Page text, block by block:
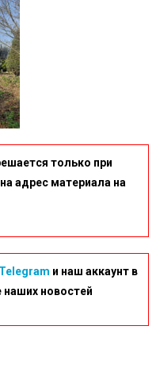
только при
адрес материала на
Telegram и наш аккаунт в
наших новостей